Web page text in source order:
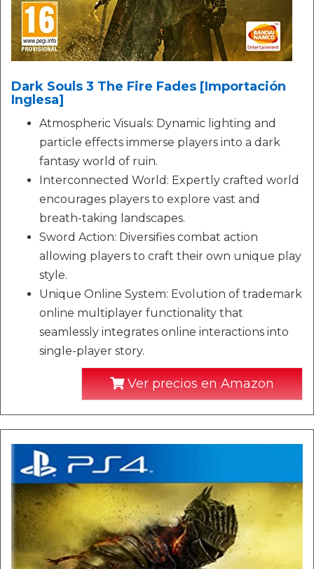
Dark Souls 3 The Fire Fades [Importación
Inglesa]
Atmospheric Visuals: Dynamic lighting and
particle effects immerse players into a dark
fantasy world of ruin.
Interconnected World: Expertly crafted world
encourages players to explore vast and
breath-taking landscapes.
Sword Action: Diversifies combat action
allowing players to craft their own unique play
style.
Unique Online System: Evolution of trademark
online multiplayer functionality that
seamlessly integrates online interactions into
single-player story.
Ver precios en Amazon